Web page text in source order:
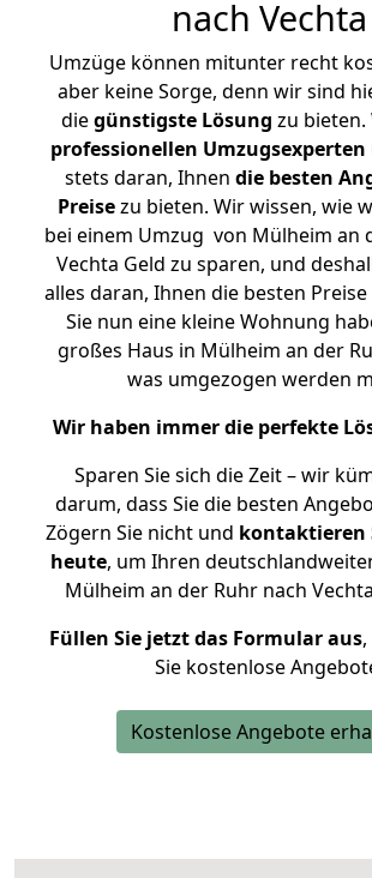
nach Vechta
Umzüge können mitunter recht
aber keine Sorge, denn wir sind
diegünstigste Lösung zu bieten.
professionellen Umzugsexperten
stets daran, Ihnen die besten
Preisezu bieten. Wir wissen, wie
bei einem Umzug von Mülheim an
Vechta Geld zu sparen, und
alles daran, Ihnen die besten
Sie nun eine kleine Wohnung
großes Haus in Mülheim an der
was umgezogen werden
Wir haben immer die perfekte
Sparen Sie sich die Zeit – wir
darum, dass Sie die besten
Zögern Sie nicht und kontaktieren
heute, um Ihren
Mülheim an der Ruhr nach
Füllen Sie jetzt das Formular aus,
Sie kostenlose
Kostenlose Angebote